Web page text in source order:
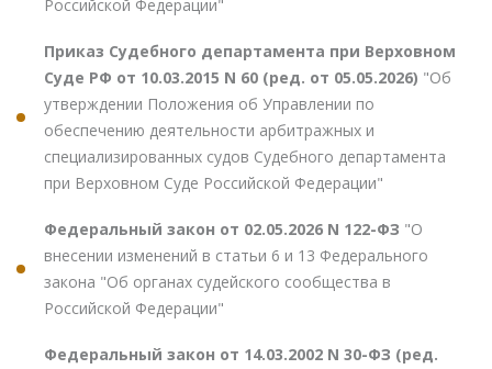
Российской Федерации"
Приказ Судебного департамента при Верховном
Суде РФ от 10.03.2015 N 60 (ред. от 05.05.2026) "Об
утверждении Положения об Управлении по
обеспечению деятельности арбитражных и
специализированных судов Судебного департамента
при Верховном Суде Российской Федерации"
Федеральный закон от 02.05.2026 N 122-ФЗ "О
внесении изменений в статьи 6 и 13 Федерального
закона "Об органах судейского сообщества в
Российской Федерации"
Федеральный закон от 14.03.2002 N 30-ФЗ (ред.